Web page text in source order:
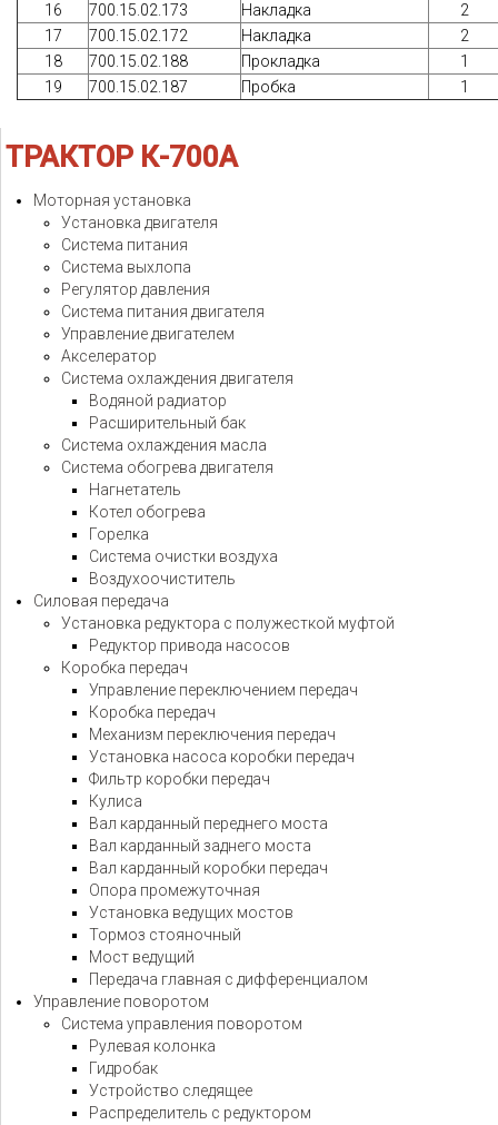
16
700.15.02.173 Накладка
2
17
700.15.02.172 Накладка
2
18
700.15.02.188 Прокладка
1
19
700.15.02.187 Пробка 1
ТРАКТОР К-700А
Моторная установка
Установка двигателя
Система питания
Система выхлопа
Регулятор давления
Система питания двигателя
Управление двигателем
Акселератор
Система охлаждения двигателя
Водяной радиатор
Расширительный бак
Система охлаждения масла
Система обогрева двигателя
Нагнетатель
Котел обогрева
Горелка
Система очистки воздуха
Воздухоочиститель
Силовая передача
Установка редуктора с полужесткой муфтой
Редуктор привода насосов
Коробка передач
Управление переключением передач
Коробка передач
Механизм переключения передач
Установка насоса коробки передач
Фильтр коробки передач
Кулиса
Вал карданный переднего моста
Вал карданный заднего моста
Вал карданный коробки передач
Опора промежуточная
Установка ведущих мостов
Тормоз стояночный
Мост ведущий
Передача главная с дифференциалом
Управление поворотом
Система управления поворотом
Рулевая колонка
Гидробак
Устройство следящее
Распределитель с редуктором